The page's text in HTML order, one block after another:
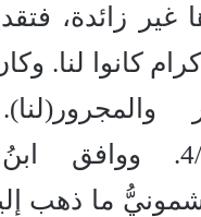
غير زائدة،
كانوا لنا.
المقتضب،4/117.
ما ذهب